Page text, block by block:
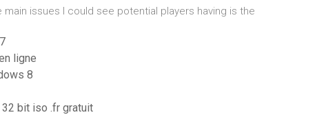
issues I could see potential players having is the
ligne
8
bit iso .fr gratuit